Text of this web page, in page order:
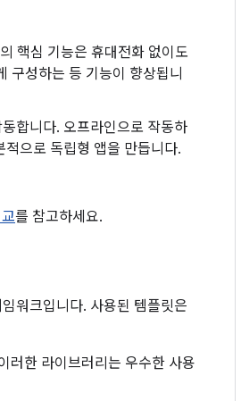
핵심 기능은 휴대전화 없이도
구성하는 등 기능이 향상됩니
합니다. 오프라인으로 작동하
으로 독립형 앱을 만듭니다.
를 참고하세요.
워크입니다. 사용된 템플릿은
러한 라이브러리는 우수한 사용